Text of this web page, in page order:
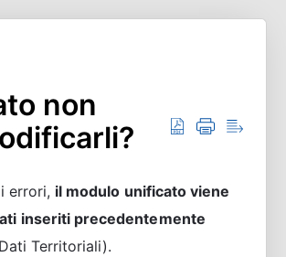
non
errori, il modulo unificato viene
inseriti precedentemente
Territoriali).